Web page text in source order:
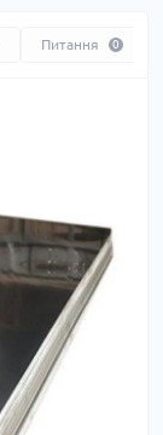
Питання 0